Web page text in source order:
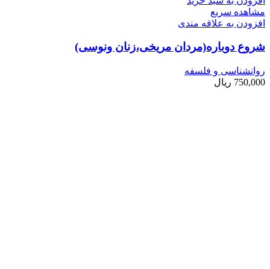
مشاهده سریع
افزودن به علاقه مندی
شروع دوباره(مردان مریخی،زنان ونوسی)
روانشناسی و فلسفه
750,000 ریال